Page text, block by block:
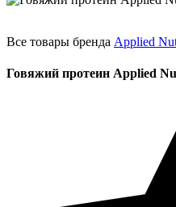
Все товары бренда Applied
Говяжий протеин Applied